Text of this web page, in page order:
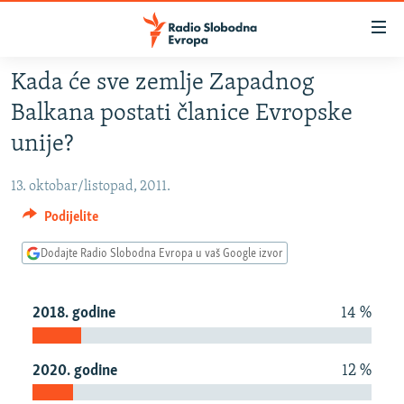
Pređite
na
glavni
sadržaj
Pređite
na
glavnu
Pređite
BOSNA I HERCEGOVINA
SRBIJA
KOSOVO
CRNA GORA
VIZUELNO
FOTOGALERIJE
RAT U UKRAJINI
RSE PRIČE IZ SVIJETA
Kada će sve zemlje Zapadnog
Balkana postati članice Evropske
unije?
13. oktobar/listopad, 2011.
Podijelite
Dodajte Radio Slobodna Evropa u vaš Google izvor
2018. godine 14 %
2020. godine 12 %